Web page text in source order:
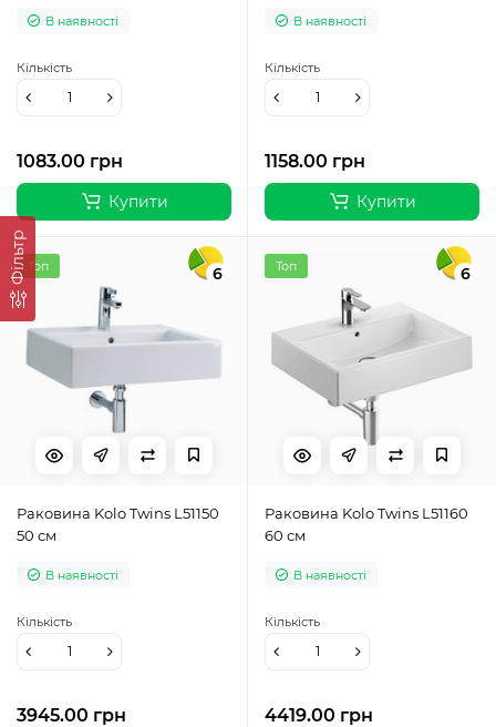
Фільтр
В наявності
1083.00 грн
Кількість
Купити
В наявності
1158.00 грн
Кількість
Купити
6
Топ
Раковина Kolo Twins L51150
50 см
В наявності
3945.00 грн
Кількість
6
Топ
Раковина Kolo Twins L51160
60 см
В наявності
4419.00 грн
Кількість